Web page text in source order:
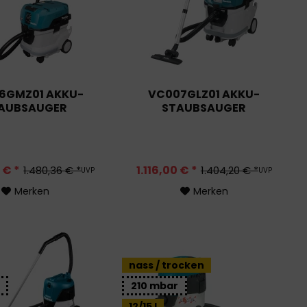
AKKU-
1.480,36 € *UVP
€ *
Merken
VC007GLZ01 AKKU-
STAUBSAUGER
1.404,20 € *UVP
1.116,00 € *
Merken
nass / trocken
210 mbar